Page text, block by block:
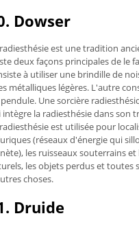
Dowser
est une tradition
deux façons principales de le
à utiliser une brindille de
métalliques légères. L'autre
Une sorcière
intègre la radiesthésie dans son
est utilisée pour
(réseaux d'énergie qui
les ruisseaux souterrains et
les objets perdus et toutes
choses.
Druide